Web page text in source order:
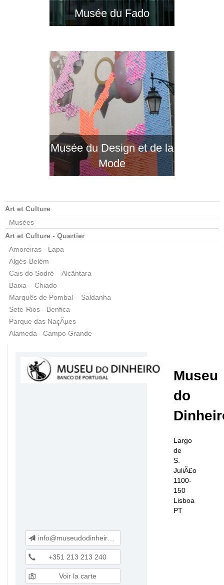
Musée du Fado
Musée du Design et de la
Mode
Art et Culture
Musées
Art et Culture - Quartier
Amoreiras - Lapa
Algés-Belém
Cais do Sodré – Alcântara
Baixa – Chiado
Marquês de Pombal – Saldanha
Sete-Rios - Benfica
Parque das NaçÃµes
Alameda –Campo Grande
Museu
do
Largo
de
S.
JuliÃ£o
1100-
150
Lisboa
PT
info@museudodinheiro.pt
+351 213 213 240
Voir la carte